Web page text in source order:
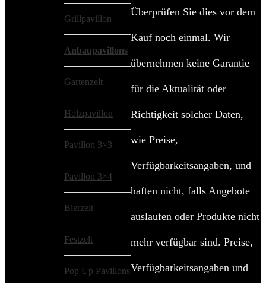
Grillpavillon
Anbaupavillons
Gartenzelt
Holzpavillon
Pavillon 3×3
Pavillon 3×4
Bierzelt
Festzelt
Pop Up Pavillons
Überprüfen Sie dies vor dem
Kauf noch einmal. Wir
übernehmen keine Garantie
für die Aktualität oder
Richtigkeit solcher Daten,
wie Preise,
Verfügbarkeitsangaben, und
haften nicht, falls Angebote
auslaufen oder Produkte nicht
mehr verfügbar sind. Preise,
Verfügbarkeitsangaben und